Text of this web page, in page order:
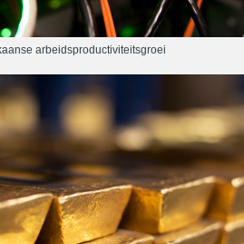
arbeidsproductiviteitsgroei